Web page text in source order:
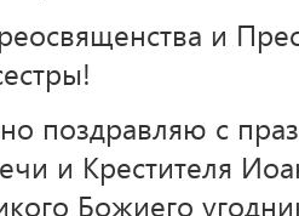
и
поздравляю с
и Крестителя
Божиего